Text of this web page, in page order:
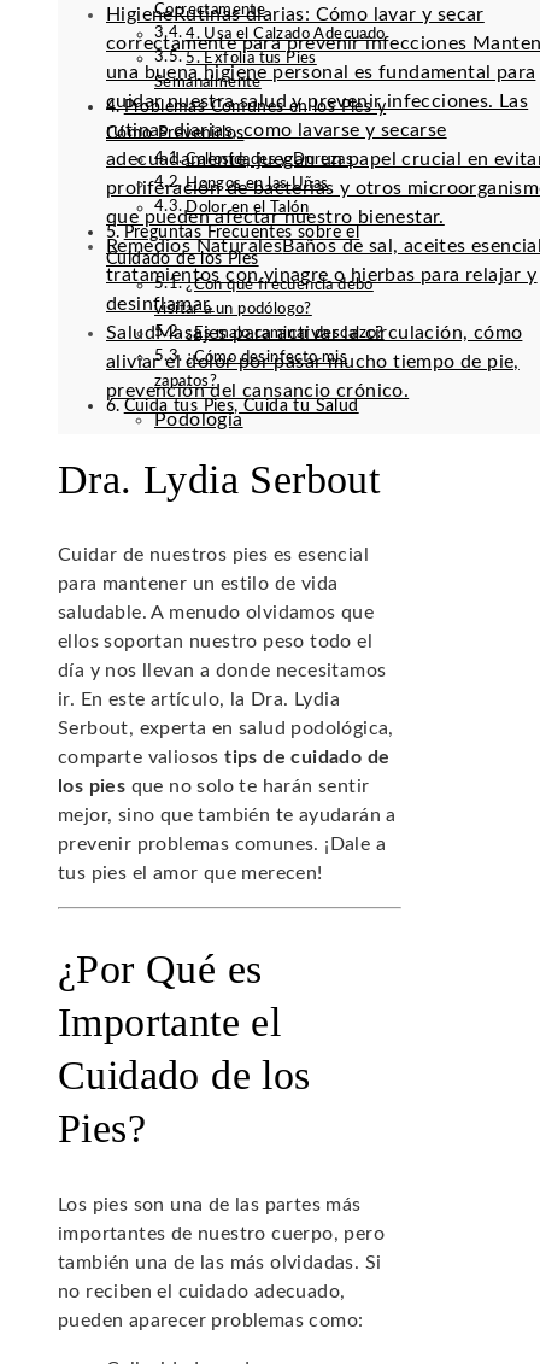
HigieneRutinas diarias: Cómo lavar y secar
correctamente para prevenir infecciones
una buena higiene personal es fundamental para
cuidar nuestra salud y prevenir infecciones. Las
rutinas diarias, como lavarse y secarse
adecuadamente, juegan un papel crucial en
proliferación de bacterias y otros
que pueden afectar nuestro bienestar.
Remedios NaturalesBaños de sal, aceites
tratamientos con vinagre o hierbas para relajar y
desinflamar.
SaludMasajes para activar la circulación, cómo
aliviar el dolor por pasar mucho tiempo de pie,
prevención del cansancio crónico.
Podología
Correctamente
4. Usa el Calzado Adecuado
5. Exfolia tus Pies
Semanalmente
Problemas Comunes en los Pies y
Cómo Prevenirlos
Callosidades y Durezas
Hongos en las Uñas
Dolor en el Talón
Preguntas Frecuentes sobre el
Cuidado de los Pies
¿Con qué frecuencia debo
visitar a un podólogo?
¿Es malo caminar descalzo?
¿Cómo desinfecto mis
zapatos?
Cuida tus Pies, Cuida tu Salud
Dra. Lydia Serbout
Cuidar de nuestros pies es esencial
para mantener un estilo de vida
saludable. A menudo olvidamos que
ellos soportan nuestro peso todo el
día y nos llevan a donde necesitamos
ir. En este artículo, la Dra. Lydia
Serbout, experta en salud podológica,
comparte valiosostips de cuidado de
los pies que no solo te harán sentir
mejor, sino que también te ayudarán a
prevenir problemas comunes. ¡Dale a
tus pies el amor que merecen!
¿Por Qué es
Importante el
Cuidado de los
Pies?
Los pies son una de las partes más
importantes de nuestro cuerpo, pero
también una de las más olvidadas. Si
no reciben el cuidado adecuado,
pueden aparecer problemas como: